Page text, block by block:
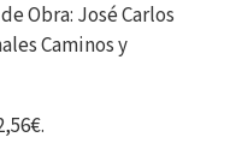
Obra: José Carlos
Caminos y